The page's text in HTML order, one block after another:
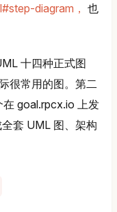
diagram， 也
十四种正式图
很常用的图。第二
goal.rpcx.io 上发
套 UML 图、架构